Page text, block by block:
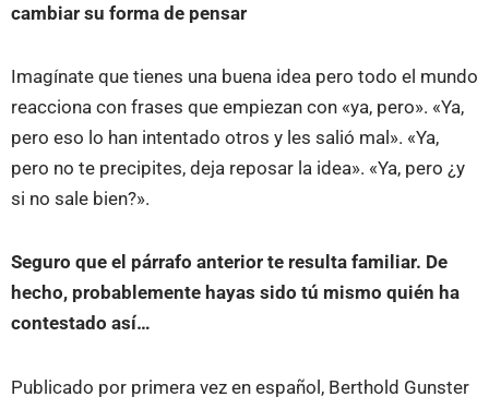
cambiar su forma de pensar
Imagínate que tienes una buena idea pero todo el mundo
reacciona con frases que empiezan con «ya, pero». «Ya,
pero eso lo han intentado otros y les salió mal». «Ya,
pero no te precipites, deja reposar la idea». «Ya, pero ¿y
si no sale bien?».
Seguro que el párrafo anterior te resulta familiar. De
hecho, probablemente hayas sido tú mismo quién ha
contestado así…
Publicado por primera vez en español, Berthold Gunster